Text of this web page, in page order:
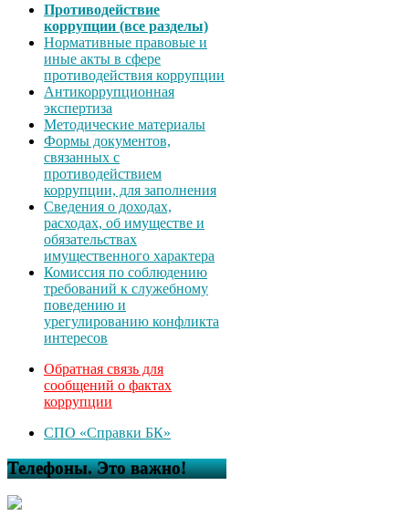
Противодействие
коррупции (все разделы)
Нормативные правовые и
иные акты в сфере
противодействия коррупции
Антикоррупционная
экспертиза
Методические материалы
Формы документов,
связанных с
противодействием
коррупции, для заполнения
Сведения о доходах,
расходах, об имуществе и
обязательствах
имущественного характера
Комиссия по соблюдению
требований к служебному
поведению и
урегулированию конфликта
интересов
Обратная связь для
сообщений о фактах
коррупции
СПО «Справки БК»
Телефоны. Это важно!